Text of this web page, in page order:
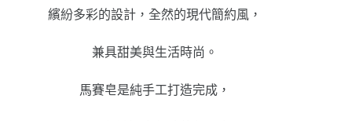
繽紛多彩的設計，全然的現代簡約風，
兼具甜美與生活時尚。
馬賽皂是純手工打造完成，